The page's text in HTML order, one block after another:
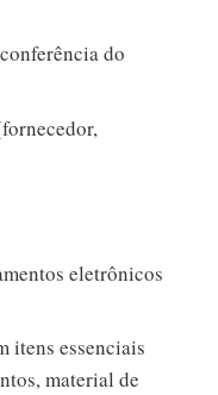
do
eletrônicos
itens essenciais
material de